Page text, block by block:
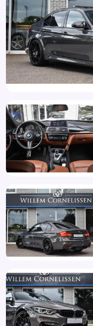
Comfort
Connected services
Cruise control
DAB-tuner voor
Dimlichten
Elektrische ramen achter
Elektrische ramen voor
Elektrisch verstelbare
Elektrisch verstelbare
geheugen voor 2
Elektronisch
(420)
Gelimiteerd
Grootlichtassistent
Head-Up Display (610)
HiFi System Harman
Hill hold functie
Hoofd airbag(s) achter
Hoofd airbag(s) voor
Instructieboekjes